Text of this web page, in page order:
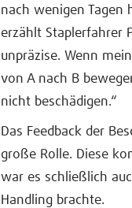
nach wenigen Tagen
erzählt Staplerfahrer
unpräzise. Wenn
von A nach B
nicht beschädigen.“
Das Feedback der
große Rolle. Diese
war es schließlich
Handling brachte.